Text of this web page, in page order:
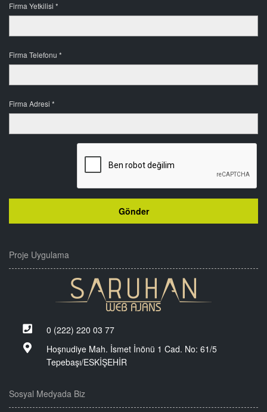
Firma Yetkilisi *
Firma Telefonu *
Firma Adresi *
Proje Uygulama
0 (222) 220 03 77
Hoşnudiye Mah. İsmet İnönü 1 Cad. No: 61/5
Tepebaşı/ESKİŞEHİR
Sosyal Medyada Biz